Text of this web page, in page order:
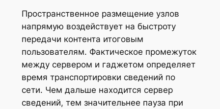
Пространственное размещение узлов
напрямую воздействует на быстроту
передачи контента итоговым
пользователям. Фактическое промежуток
между сервером и гаджетом определяет
время транспортировки сведений по
сети. Чем дальше находится сервер
сведений, тем значительнее пауза при